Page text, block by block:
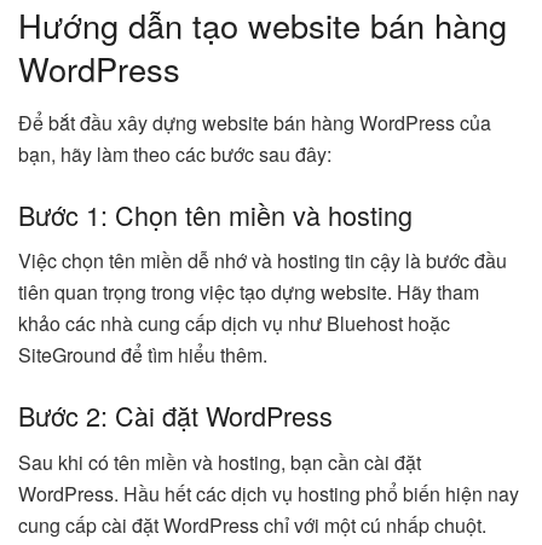
Hướng dẫn tạo website bán hàng
WordPress
Để bắt đầu xây dựng website bán hàng WordPress của
bạn, hãy làm theo các bước sau đây:
Bước 1: Chọn tên miền và hosting
Việc chọn tên miền dễ nhớ và hosting tin cậy là bước đầu
tiên quan trọng trong việc tạo dựng website. Hãy tham
khảo các nhà cung cấp dịch vụ như Bluehost hoặc
SiteGround để tìm hiểu thêm.
Bước 2: Cài đặt WordPress
Sau khi có tên miền và hosting, bạn cần cài đặt
WordPress. Hầu hết các dịch vụ hosting phổ biến hiện nay
cung cấp cài đặt WordPress chỉ với một cú nhấp chuột.